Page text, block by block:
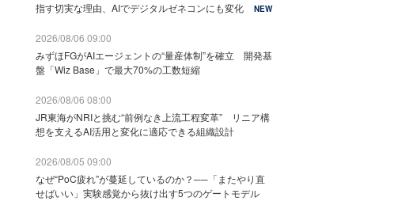
指す切実な理由、AIでデジタルゼネコンにも変化
NEW
2026/08/06 09:00
みずほFGがAIエージェントの“量産体制”を確立 開発基
盤「Wiz Base」で最大70%の工数短縮
2026/08/06 08:00
JR東海がNRIと挑む“前例なき上流工程変革” リニア構
想を支えるAI活用と変化に適応できる組織設計
2026/08/05 09:00
なぜ“PoC疲れ”が蔓延しているのか？──「またやり直
せばいい」実験感覚から抜け出す5つのゲートモデル